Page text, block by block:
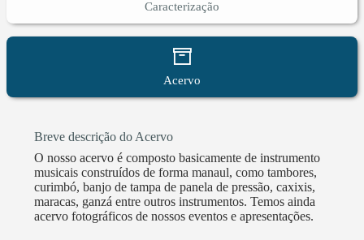
Caracterização
Acervo
Breve descrição do Acervo
O nosso acervo é composto basicamente de instrumento
musicais construídos de forma manaul, como tambores,
curimbó, banjo de tampa de panela de pressão, caxixis,
maracas, ganzá entre outros instrumentos. Temos ainda
acervo fotográficos de nossos eventos e apresentações.